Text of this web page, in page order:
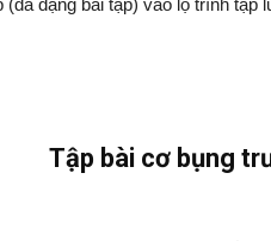
dạng bài tập) vào lộ trình tập
Tập bài cơ bụng